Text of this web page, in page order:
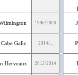
1998/2000
Gallo 2014/...
Herveaux 2012/2014